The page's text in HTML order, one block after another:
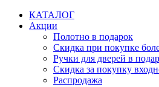
Перейти
содержимому
КАТАЛОГ
Акции
Полотно в подарок
Скидка при покупке
Ручки для дверей в
Скидка за покупку
Распродажа